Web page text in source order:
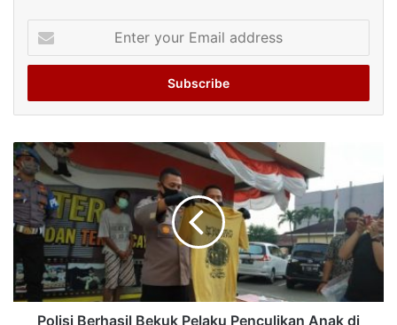
your
Email
Polisi Berhasil Bekuk Pelaku Penculikan Anak di